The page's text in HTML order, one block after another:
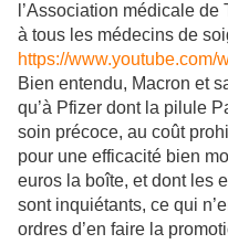
l’Association médicale
à tous les médecins de
https://
Bien entendu, Macron et
qu’à Pfizer dont la pilule
soin précoce, au coût
pour une efficacité bien
euros la boîte, et dont les
sont inquiétants, ce qui
ordres d’en faire la